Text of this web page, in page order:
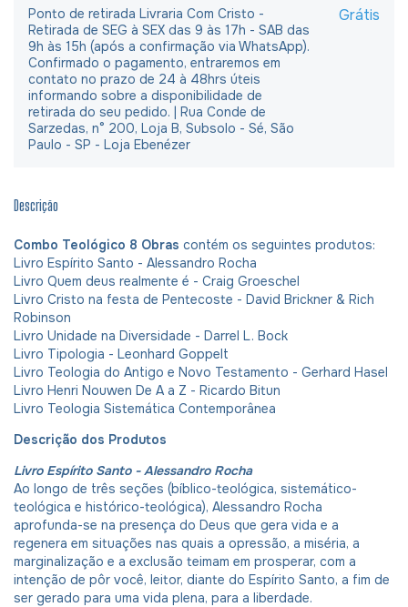
Ponto de retirada Livraria Com Cristo -
Retirada de SEG à SEX das 9 às 17h - SAB das
9h às 15h (após a confirmação via WhatsApp).
Confirmado o pagamento, entraremos em
contato no prazo de 24 à 48hrs úteis
informando sobre a disponibilidade de
retirada do seu pedido. | Rua Conde de
Sarzedas, n° 200, Loja B, Subsolo - Sé, São
Paulo - SP - Loja Ebenézer
Grátis
Descrição
Combo Teológico 8 Obras contém os seguintes produtos:
Livro Espírito Santo - Alessandro Rocha
Livro Quem deus realmente é - Craig Groeschel
Livro Cristo na festa de Pentecoste - David Brickner & Rich
Robinson
Livro Unidade na Diversidade - Darrel L. Bock
Livro Tipologia - Leonhard Goppelt
Livro Teologia do Antigo e Novo Testamento - Gerhard Hasel
Livro Henri Nouwen De A a Z - Ricardo Bitun
Livro Teologia Sistemática Contemporânea
Descrição dos Produtos
Livro Espírito Santo - Alessandro Rocha
Ao longo de três seções (bíblico-teológica, sistemático-
teológica e histórico-teológica), Alessandro Rocha
aprofunda-se na presença do Deus que gera vida e a
regenera em situações nas quais a opressão, a miséria, a
marginalização e a exclusão teimam em prosperar, com a
intenção de pôr você, leitor, diante do Espírito Santo, a fim de
ser gerado para uma vida plena, para a liberdade.